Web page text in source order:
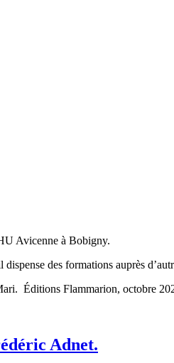
Avicenne à Bobigny.
des formations auprès
Éditions Flammarion, octobre
Adnet.